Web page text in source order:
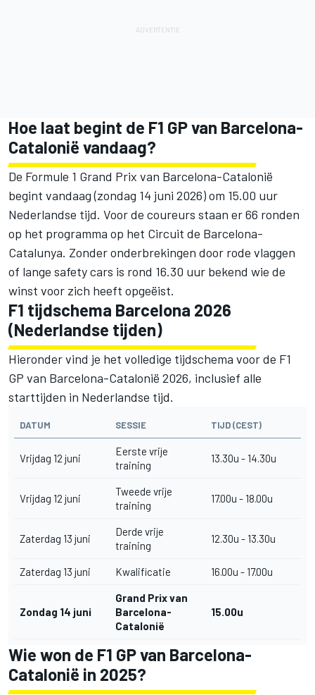
Hoe laat begint de F1 GP van Barcelona-
Catalonië vandaag?
De Formule 1 Grand Prix van Barcelona-Catalonië
begint vandaag (zondag 14 juni 2026) om 15.00 uur
Nederlandse tijd. Voor de coureurs staan er 66 ronden
op het programma op het Circuit de Barcelona-
Catalunya. Zonder onderbrekingen door rode vlaggen
of lange safety cars is rond 16.30 uur bekend wie de
winst voor zich heeft opgeëist.
F1 tijdschema Barcelona 2026
(Nederlandse tijden)
Hieronder vind je het volledige tijdschema voor de F1
GP van Barcelona-Catalonië 2026, inclusief alle
starttijden in Nederlandse tijd.
DATUM SESSIE TIJD (CEST)
Vrijdag 12 juni
Eerste vrije
training
13.30u - 14.30u
Vrijdag 12 juni
Tweede vrije
training
17.00u - 18.00u
Zaterdag 13 juni
Derde vrije
training
12.30u - 13.30u
Zaterdag 13 juni Kwalificatie 16.00u - 17.00u
Zondag 14 juni
Grand Prix van
Barcelona-
Catalonië
15.00u
Wie won de F1 GP van Barcelona-
Catalonië in 2025?